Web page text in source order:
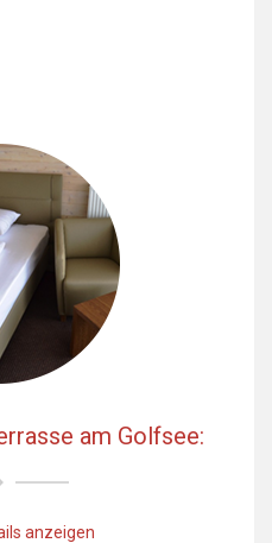
am Golfsee:
anzeigen